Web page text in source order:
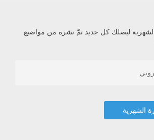
ليصلك كل جديد تمّ نشره من مواضيع